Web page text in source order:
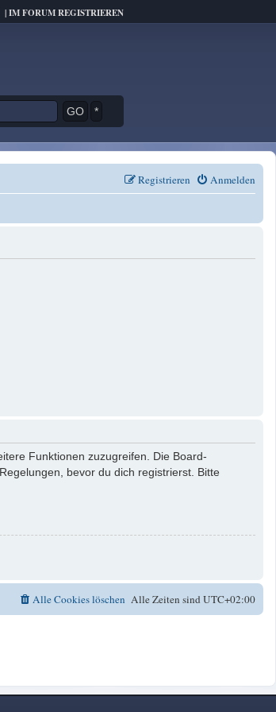
|IM FORUM REGISTRIEREN
*
Anmelden
Registrieren
Funktionen zuzugreifen. Die Board-
bevor du dich registrierst. Bitte
Alle Zeiten sindUTC+02:00
Alle Cookies löschen